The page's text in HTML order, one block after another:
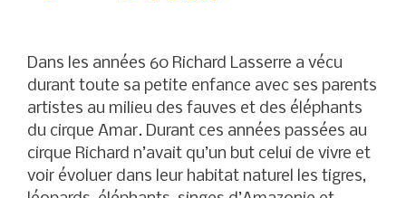
Dans les années 60 Richard Lasserre a vécu
durant toute sa petite enfance avec ses parents
artistes au milieu des fauves et des éléphants
du cirque Amar. Durant ces années passées au
cirque Richard n’avait qu’un but celui de vivre et
voir évoluer dans leur habitat naturel les tigres,